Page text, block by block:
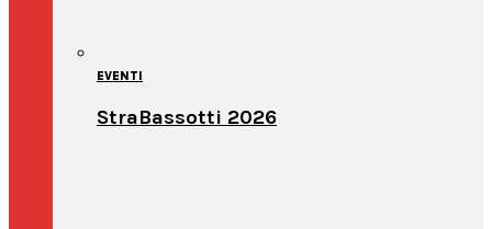
EVENTI
StraBassotti 2026